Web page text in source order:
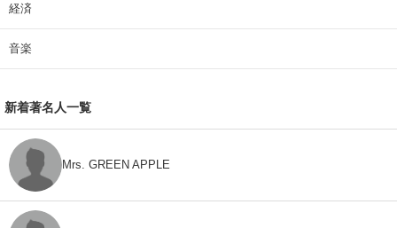
経済
音楽
新着著名人一覧
Mrs. GREEN APPLE